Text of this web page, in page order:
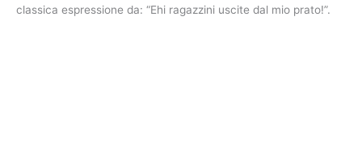
classica espressione da: “Ehi ragazzini uscite dal mio prato!”.